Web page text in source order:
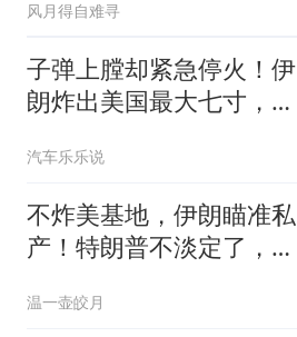
风月得自难寻
子弹上膛却紧急停火！伊
朗炸出美国最大七寸，特
汽车乐乐说
不炸美基地，伊朗瞄准私
产！特朗普不淡定了，被
温一壶皎月